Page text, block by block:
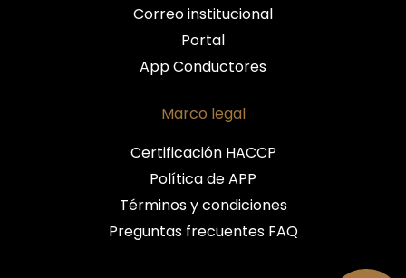
Correo institucional
Portal
App Conductores
Marco legal
Certificación HACCP
Política de APP
Términos y condiciones
Preguntas frecuentes FAQ